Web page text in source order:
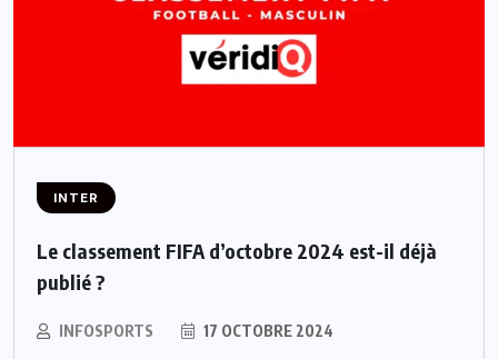
INTER
Le classement FIFA d’octobre 2024 est-il déjà
publié ?
INFOSPORTS 17 OCTOBRE 2024